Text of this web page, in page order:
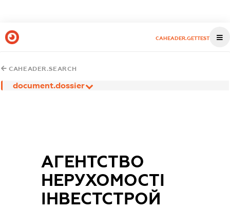
CAHEADER.GETTEST
CAHEADER.SEARCH
document.dossier
АГЕНТСТВО
НЕРУХОМОСТІ
ІНВЕСТСТРОЙ